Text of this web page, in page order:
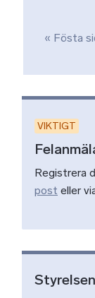
« Fösta
VIKTIGT
Registrera
post eller